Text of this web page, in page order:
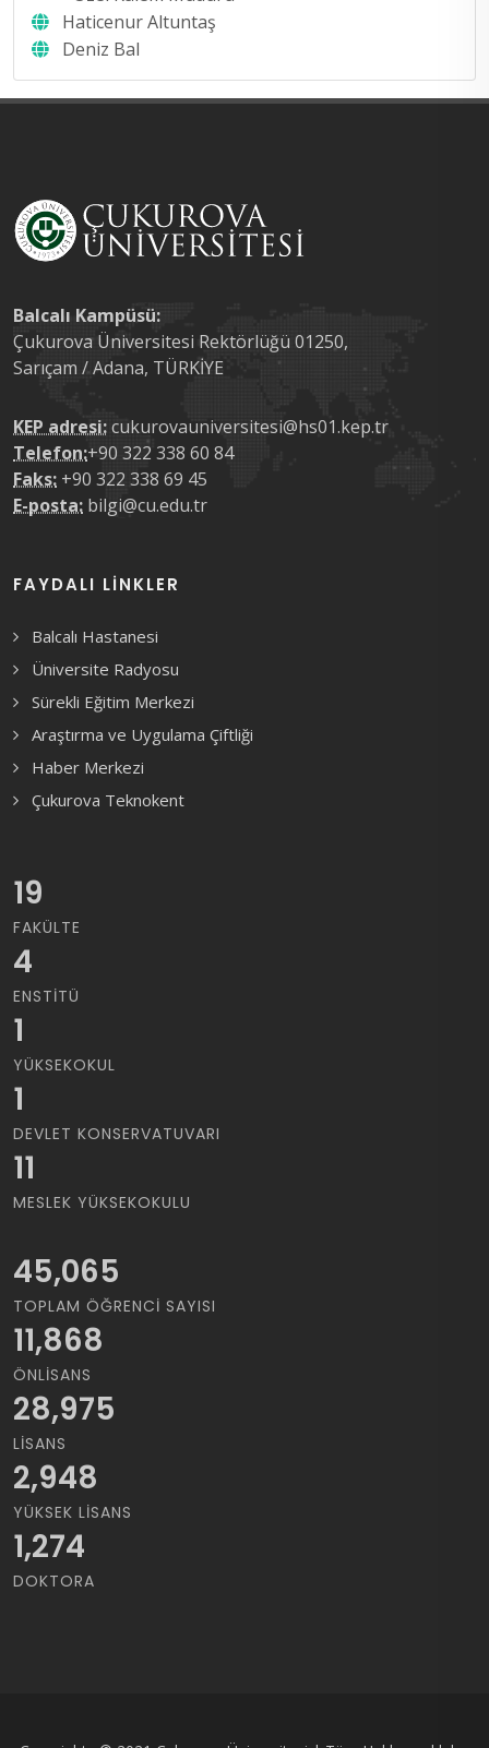
Haticenur Altuntaş
Deniz Bal
Balcalı Kampüsü:
Çukurova Üniversitesi Rektörlüğü 01250,
Sarıçam / Adana, TÜRKİYE
KEP adresi:cukurovauniversitesi@hs01.kep.tr
Telefon:+90 322 338 60 84
Faks: +90 322 338 69 45
E-posta: bilgi@cu.edu.tr
FAYDALI LINKLER
Balcalı Hastanesi
Üniversite Radyosu
Sürekli Eğitim Merkezi
Araştırma ve Uygulama Çiftliği
Haber Merkezi
Çukurova Teknokent
19
FAKÜLTE
4
ENSTITÜ
1
YÜKSEKOKUL
1
DEVLET KONSERVATUVARI
11
MESLEK YÜKSEKOKULU
45,065
TOPLAM ÖĞRENCI SAYISI
11,868
ÖNLISANS
28,975
LISANS
2,948
YÜKSEK LISANS
1,274
DOKTORA